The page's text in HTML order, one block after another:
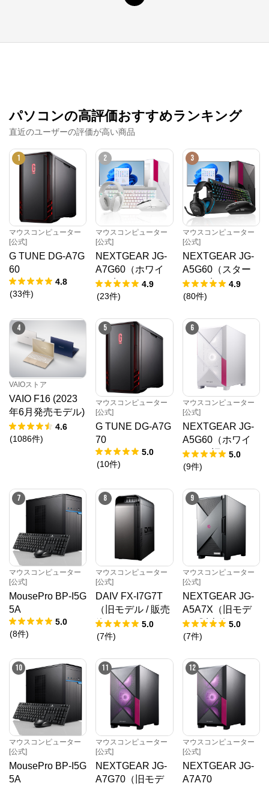
パソコンの高評価おすすめランキング
直近のユーザーの評価が高い商品
1
マウスコンピューター
[公式]
G TUNE DG-A7G
60
4.8
(33件)
2
マウスコンピューター
[公式]
NEXTGEAR JG-
A7G60（ホワイ
ト5点セット）
4.9
(23件)
3
マウスコンピューター
[公式]
NEXTGEAR JG-
A5G60（スター
ター5点セット）
4.9
(80件)
4
VAIOストア
VAIO F16 (2023
年6月発売モデル)
VJF1618
4.6
(1086件)
5
マウスコンピューター
[公式]
G TUNE DG-A7G
70
5.0
(10件)
6
マウスコンピューター
[公式]
NEXTGEAR JG-
A5G60（ホワイ
ト）（旧モデル /
販売終了）
5.0
(9件)
7
マウスコンピューター
[公式]
MousePro BP-I5G
5A
5.0
(8件)
8
マウスコンピューター
[公式]
DAIV FX-I7G7T
（旧モデル / 販売
終了）
5.0
(7件)
9
マウスコンピューター
[公式]
NEXTGEAR JG-
A5A7X（旧モデ
ル / 販売終了）
5.0
(7件)
10
マウスコンピューター
[公式]
MousePro BP-I5G
5A
11
マウスコンピューター
[公式]
NEXTGEAR JG-
A7G70（旧モデ
12
マウスコンピューター
[公式]
NEXTGEAR JG-
A7A70
マウスコンピューター[公式]からのコメント
マウスコンピューターは、お客様のご利用目的・ご予
算に沿って、自由にカスタマイズしたBTO（Build To
メーカーです。
当社パソコンには「3年間無償保証（一部製品を除
く）」「24時間×365日電話サポート」が標準で付帯、
休日や深夜でも専門国内スタッフが皆様をサポートい